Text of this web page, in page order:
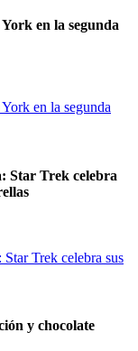
en la segunda
Star Trek celebra
y chocolate